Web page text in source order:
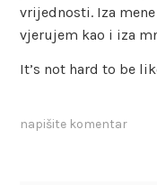
vrijednosti. Iza
vjerujem kao i iza
It’s not hard to be
napišite komentar